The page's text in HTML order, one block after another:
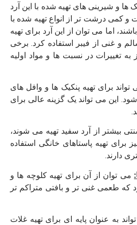
ها و شیرینی ‌های تهیه شده با این آرد
کمی درشت ‌تر از انواع تهیه شده با
اما می ‌توان از این آرد برای تهیه
و غنی از فیبر استفاده کرد. برخی
تغییرات در نسبت ‌ها و مواد اولیه
‌تواند برای تهیه پنکیک‌ ها و وافل ‌های
این می ‌تواند یک گزینه عالی برای
بیشتر از آرد سفید تهیه می ‌شوند،
برای تهیه پاستاهای خانگی استفاده
دارند.
می ‌توان از آن برای تهیه کلوچه‌ ها و
که طعمی غنی‌ تر و بافتی متراکم‌ تر
به عنوان پایه ‌ای برای تهیه غلات